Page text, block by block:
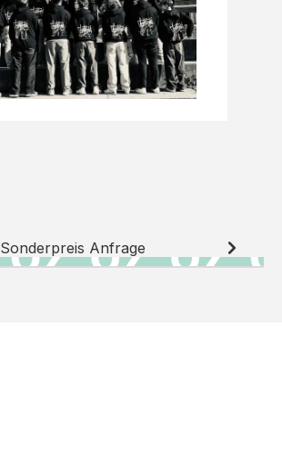
Sonderpreis Anfrage